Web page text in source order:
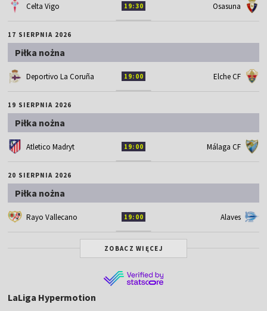
Celta Vigo 19:30 Osasuna
17 SIERPNIA 2026
Piłka nożna
Deportivo La Coruña 19:00 Elche CF
19 SIERPNIA 2026
Piłka nożna
Atletico Madryt 19:00 Málaga CF
20 SIERPNIA 2026
Piłka nożna
Rayo Vallecano 19:00 Alaves
ZOBACZ WIĘCEJ
LaLiga Hypermotion